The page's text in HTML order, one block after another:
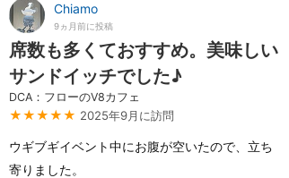
Chiamo
9ヵ月前に投稿
席数も多くておすすめ。美味しい
サンドイッチでした♪
DCA：フローのV8カフェ
★★★★★ 2025年9月に訪問
ウギブギイベント中にお腹が空いたので、立ち
寄りました。